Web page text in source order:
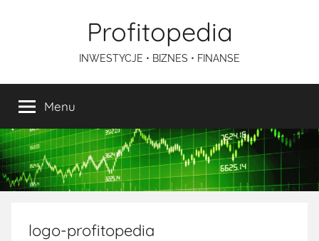
Profitopedia
INWESTYCJE • BIZNES • FINANSE
Menu
logo-profitopedia